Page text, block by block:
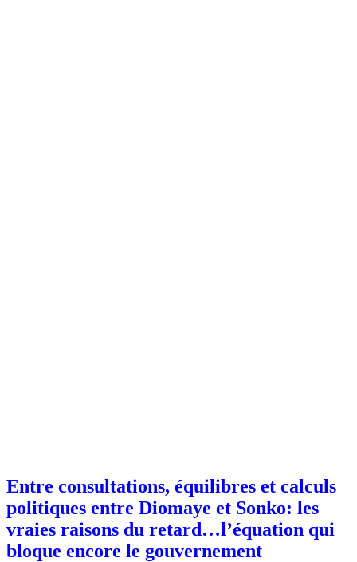
Entre consultations, équilibres et calculs
politiques entre Diomaye et Sonko: les
vraies raisons du retard…l’équation qui
bloque encore le gouvernement